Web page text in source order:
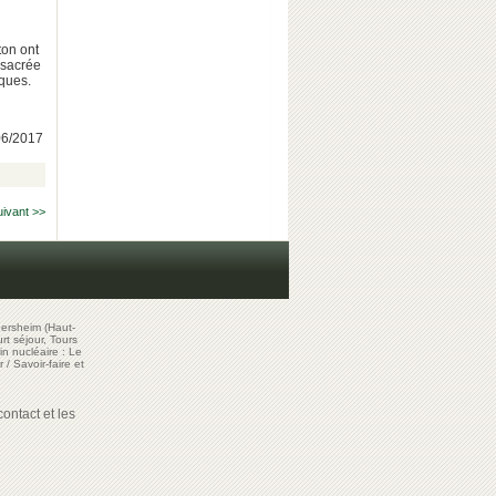
ont
2017
>>
(Haut-
séjour, Tours
nucléaire : Le
/Savoir-faire et
et les